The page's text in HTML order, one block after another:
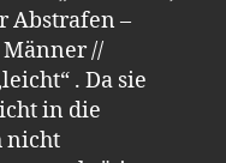
Abstrafen –
//
. Da sie
in die
nicht